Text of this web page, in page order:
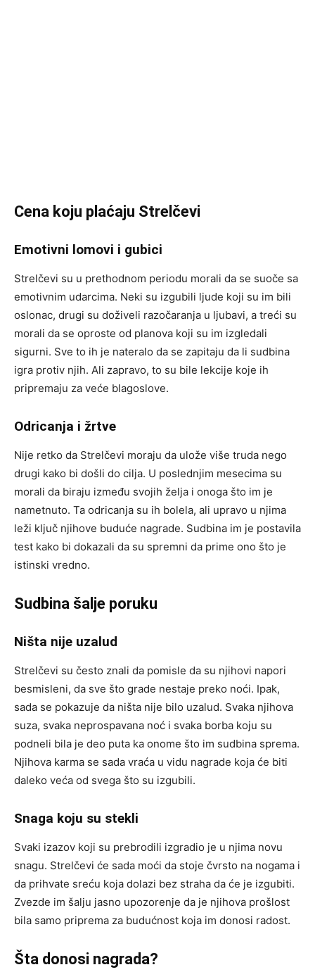
Cena koju plaćaju Strelčevi
Emotivni lomovi i gubici
Strelčevi su u prethodnom periodu morali da se suoče sa
emotivnim udarcima. Neki su izgubili ljude koji su im bili
oslonac, drugi su doživeli razočaranja u ljubavi, a treći su
morali da se oproste od planova koji su im izgledali
sigurni. Sve to ih je nateralo da se zapitaju da li sudbina
igra protiv njih. Ali zapravo, to su bile lekcije koje ih
pripremaju za veće blagoslove.
Odricanja i žrtve
Nije retko da Strelčevi moraju da ulože više truda nego
drugi kako bi došli do cilja. U poslednjim mesecima su
morali da biraju između svojih želja i onoga što im je
nametnuto. Ta odricanja su ih bolela, ali upravo u njima
leži ključ njihove buduće nagrade. Sudbina im je postavila
test kako bi dokazali da su spremni da prime ono što je
istinski vredno.
Sudbina šalje poruku
Ništa nije uzalud
Strelčevi su često znali da pomisle da su njihovi napori
besmisleni, da sve što grade nestaje preko noći. Ipak,
sada se pokazuje da ništa nije bilo uzalud. Svaka njihova
suza, svaka neprospavana noć i svaka borba koju su
podneli bila je deo puta ka onome što im sudbina sprema.
Njihova karma se sada vraća u vidu nagrade koja će biti
daleko veća od svega što su izgubili.
Snaga koju su stekli
Svaki izazov koji su prebrodili izgradio je u njima novu
snagu. Strelčevi će sada moći da stoje čvrsto na nogama i
da prihvate sreću koja dolazi bez straha da će je izgubiti.
Zvezde im šalju jasno upozorenje da je njihova prošlost
bila samo priprema za budućnost koja im donosi radost.
Šta donosi nagrada?